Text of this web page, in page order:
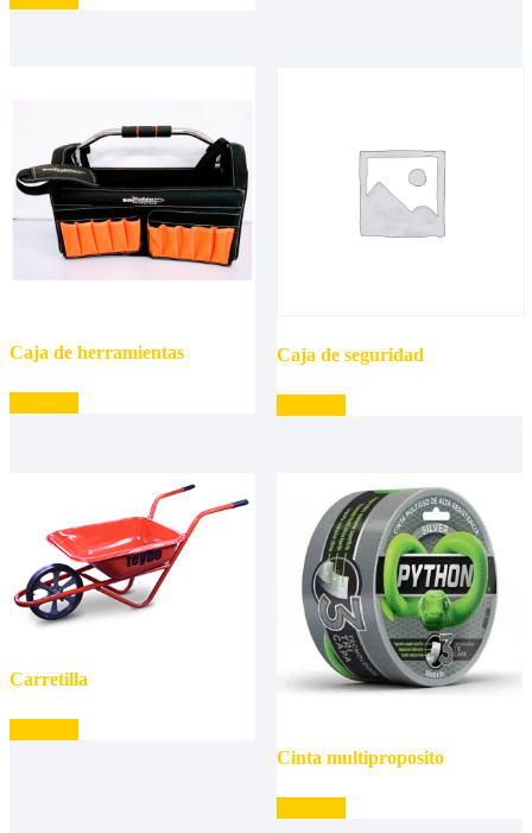
Caja de herramientas Caja de seguridad
Carretilla
Cinta multiproposito